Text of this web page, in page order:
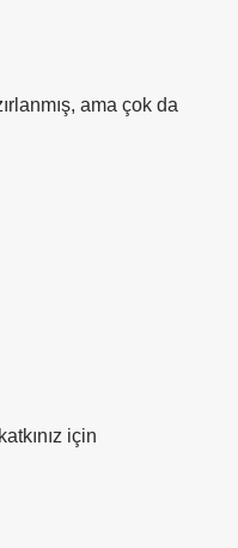
ama çok da
için